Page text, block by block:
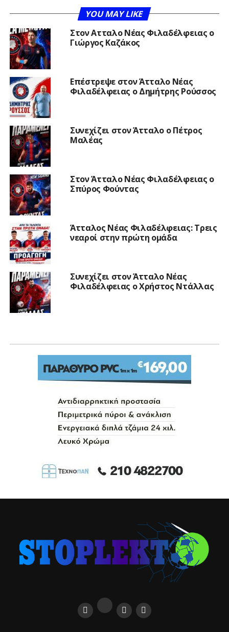
YOU MAY LIKE
Στον Ατταλο Νέας Φιλαδέλφειας ο
Γιώργος Καζάκος
Επέστρεψε στον Άτταλο Νέας
Φιλαδέλφειας ο Δημήτρης Ρούσσος
Συνεχίζει στον Άτταλο ο Πέτρος
Μαλέας
Στον Άτταλο Νέας Φιλαδέλφειας ο
Σπύρος Φούντας
Άτταλος Νέας Φιλαδέλφειας: Τρεις
νεαροί στην πρώτη ομάδα
Συνεχίζει στον Άτταλο Νέας
Φιλαδέλφειας ο Χρήστος Ντάλλας